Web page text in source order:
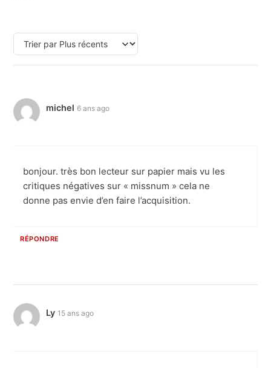
michel 6 ans ago
bonjour. très bon lecteur sur papier mais vu les
critiques négatives sur « missnum » cela ne
donne pas envie d’en faire l’acquisition.
RÉPONDRE
Ly 15 ans ago